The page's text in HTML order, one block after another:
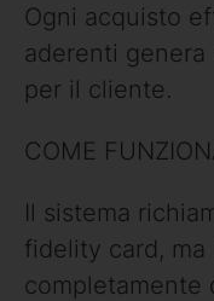
Ogni acquisto
aderenti
per il cliente.
COME
Il sistema
fidelity card, ma
completamente